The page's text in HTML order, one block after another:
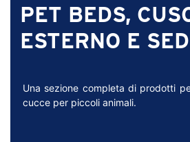
PET BEDS,
ESTERNO E
Una sezione completa di prodotti
cucce per piccoli animali.